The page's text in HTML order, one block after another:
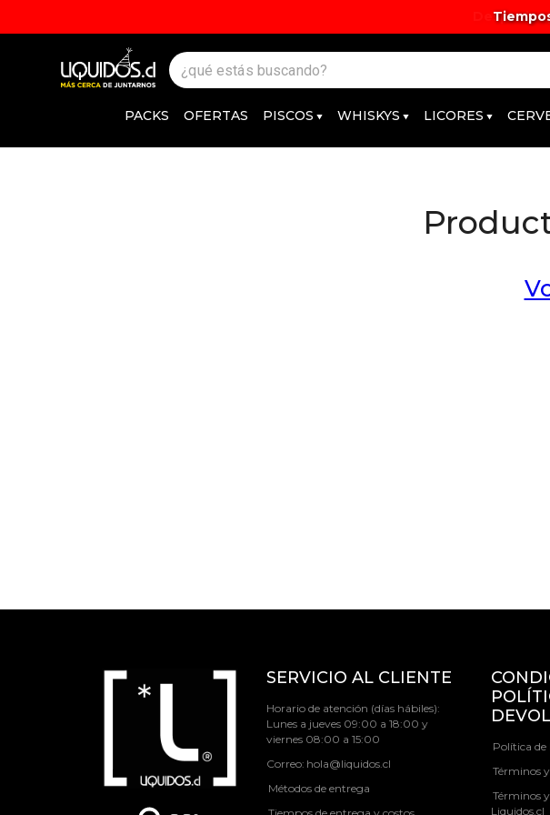
PACKS OFERTAS PISCOS WHISKYS LICORES
SERVICIO AL CLIENTE
Horario de atención (días hábiles):
Lunes a jueves 09:00 a 18:00 y
viernes 08:00 a 15:00
Correo: hola@liquidos.cl
Métodos de entrega
Política de
Términos
Términos
Liquidos.cl